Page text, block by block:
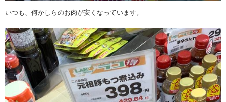
いつも、何かしらのお肉が安くなっています。